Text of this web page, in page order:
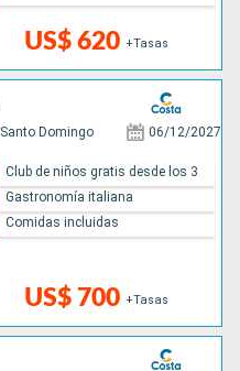
US$ 620 +Tasas
Santo Domingo 06/12/2027
US$ 700 +Tasas
Club de niños gratis desde los 3
Gastronomía italiana
Comidas incluidas